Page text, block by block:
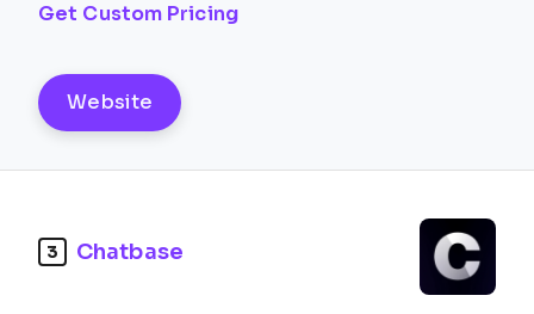
Get Custom Pricing
Website
3 Chatbase